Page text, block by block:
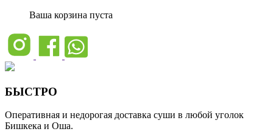
Ваша корзина пуста
БЫСТРО
Оперативная и недорогая доставка суши в любой уголок
Бишкека и Оша.